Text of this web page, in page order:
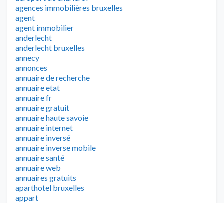
agences immobilières bruxelles
agent
agent immobilier
anderlecht
anderlecht bruxelles
annecy
annonces
annuaire de recherche
annuaire etat
annuaire fr
annuaire gratuit
annuaire haute savoie
annuaire internet
annuaire inversé
annuaire inverse mobile
annuaire santé
annuaire web
annuaires gratuits
aparthotel bruxelles
appart